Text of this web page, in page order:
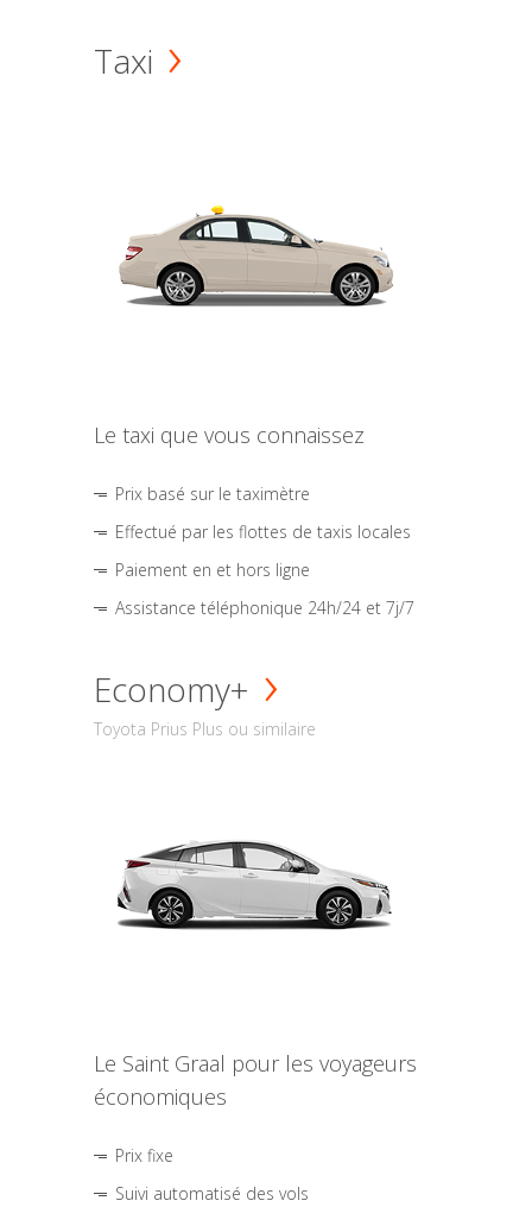
Taxi
Le taxi que vous connaissez
Prix basé sur le taximètre
Effectué par les flottes de taxis locales
Paiement en et hors ligne
Assistance téléphonique 24h/24 et 7j/7
Economy+
Toyota Prius Plus ou similaire
Le Saint Graal pour les voyageurs
économiques
Prix fixe
Suivi automatisé des vols